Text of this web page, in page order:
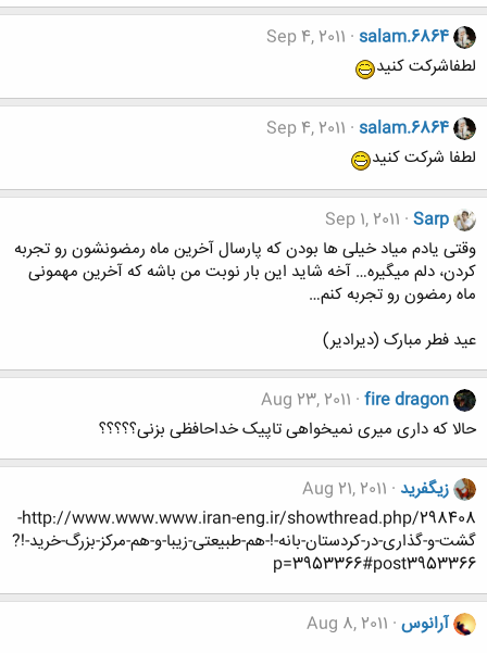
salam.6864
Sep 4, 2011
لطفاشرکت کنید
salam.6864
Sep 4, 2011
لطفا شرکت کنید
Sarp
Sep 1, 2011
وقتی یادم میاد خیلی ها بودن که پارسال آخرین ماه رمضونشون رو تجربه
کردن، دلم میگیره… آخه شاید این بار نوبت من باشه که آخرین مهمونی
ماه رمضون رو تجربه کنم…
عید فطر مبارک (دیرادیر)
fire dragon
Aug 23, 2011
حالا که داری میری نمیخواهی تاپیک خداحافظی بزنی؟؟؟؟؟
زيگفريد Aug 21, 2011
http://www.www.www.iran-eng.ir/showthread.php/298408-
گشت-و-گذاری-در-کردستان-بانه-!-هم-طبیعتی-زیبا-و-هم-مرکز-بزرگ-خرید-!?
p=3953366#post3953366
آرانوس Aug 8, 2011